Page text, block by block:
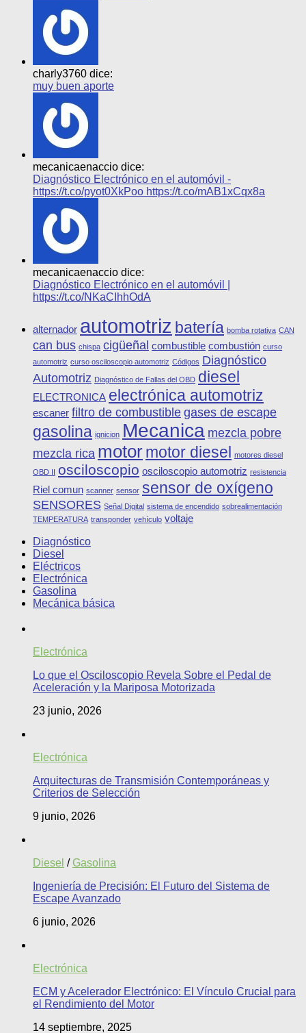
charly3760 dice:
muy buen aporte
mecanicaenaccio dice:
Diagnóstico Electrónico en el automóvil -
https://t.co/pyot0XkPoo https://t.co/mAB1xCqx8a
mecanicaenaccio dice:
Diagnóstico Electrónico en el automóvil |
https://t.co/NKaCIhhOdA
alternador automotriz batería bomba rotativa CAN
can bus chispa cigüeñal combustible combustión curso
automotriz curso osciloscopio automotriz Códigos Diagnóstico
Automotriz Diagnóstico de Fallas del OBD diesel
ELECTRONICA electrónica automotriz
escaner filtro de combustiblegases de escape
gasolina ignicion Mecanica mezcla pobre
mezcla rica motormotor diesel motores diesel
OBD II osciloscopio osciloscopio automotriz resistencia
Riel comun scanner sensor sensor de oxígeno
SENSORES Señal Digital sistema de encendido sobrealimentación
TEMPERATURA transponder vehículo voltaje
Diagnóstico
Diesel
Eléctricos
Electrónica
Gasolina
Mecánica básica
Electrónica
Lo que el Osciloscopio Revela Sobre el Pedal de
Aceleración y la Mariposa Motorizada
23 junio, 2026
Electrónica
Arquitecturas de Transmisión Contemporáneas y
Criterios de Selección
9 junio, 2026
Diesel / Gasolina
Ingeniería de Precisión: El Futuro del Sistema de
Escape Avanzado
6 junio, 2026
Electrónica
ECM y Acelerador Electrónico: El Vínculo Crucial para
el Rendimiento del Motor
14 septiembre, 2025